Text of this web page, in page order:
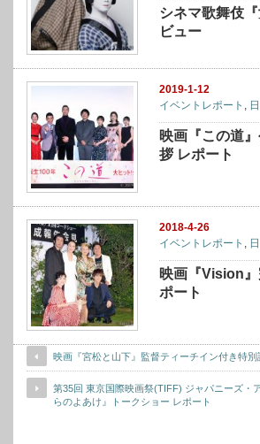
シネマ歌舞伎
ビュー
2019-1-12
イベントレポート
映画『この道
拶 レポート
2018-4-26
イベントレポート ,
映画『Vision
ポート
映画『宮松と山下』監督ティーチイン付き特別
第35回 東京国際映画祭(TIFF) ジャパニーズ・
らのよあけ』トークショー レポート